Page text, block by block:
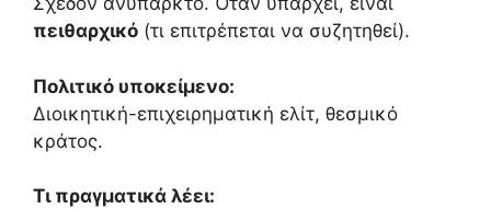
πειθαρχικό (τι επιτρέπεται να συζητηθεί).
Πολιτικό υποκείμενο:
Διοικητική-επιχειρηματική ελίτ, θεσμικό
κράτος.
Τι πραγματικά λέει: